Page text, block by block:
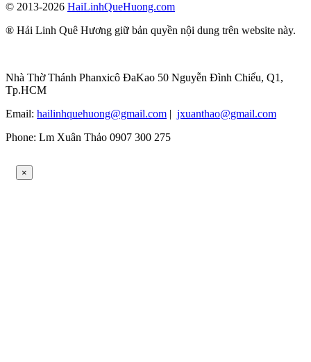
© 2013-2026 HaiLinhQueHuong.com
® Hải Linh Quê Hương giữ bản quyền nội dung trên website này.
Nhà Thờ Thánh Phanxicô ĐaKao 50 Nguyễn Đình Chiểu, Q1,
Tp.HCM
Email: hailinhquehuong@gmail.com | jxuanthao@gmail.com
Phone: Lm Xuân Thảo 0907 300 275
×